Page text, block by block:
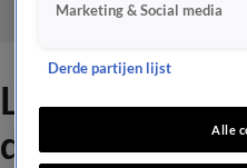
LLDL-kijkers
déze 'luie'
Marketing & Social media
Derde partijen lijst
Alle